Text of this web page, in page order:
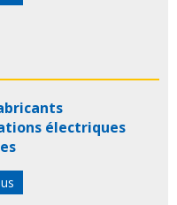
électriques